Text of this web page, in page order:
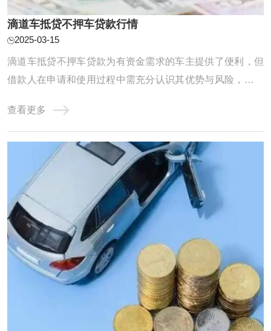
滴道车抵贷不押车贷款行情
2025-03-15
滴道车抵贷不押车贷款为有资金需求的车主提供了便利，但
借款人在申请和使用过程中需充分认识其优势与风险，谨慎
时代发展，由于快节奏加上经济不景气，资金周转已经是大
多数人头疼的问题，亲戚朋友同事张不开口，抵押房产又大
费周章，用汽车抵押贷款已经是很多人的选 ...
查看更多